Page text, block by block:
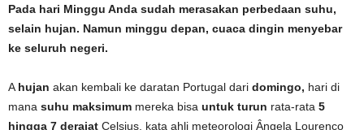
Pada hari Minggu Anda sudah merasakan perbedaan suhu,
selain hujan. Namun minggu depan, cuaca dingin menyebar
ke seluruh negeri.
A hujan akan kembali ke daratan Portugal dari domingo, hari di
mana suhu maksimum mereka bisa untuk turun rata-rata 5
hingga 7 derajat Celsius, kata ahli meteorologi Ângela Lourenço